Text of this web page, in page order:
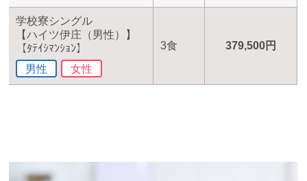
学校寮シングル
【ハイツ伊庄（男性）】
【ﾀﾃｲｼﾏﾝｼｮﾝ】
男性
女性
3食 379,500円